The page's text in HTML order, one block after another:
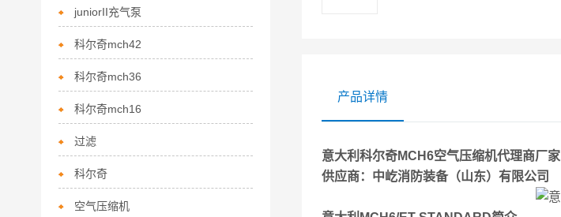
产品详情
意大利科尔奇MCH6空气压缩机代理商厂家
供应商：中屹消防装备（山东）有限公司
juniorII充气泵
科尔奇mch42
科尔奇mch36
科尔奇mch16
过滤
科尔奇
空气压缩机